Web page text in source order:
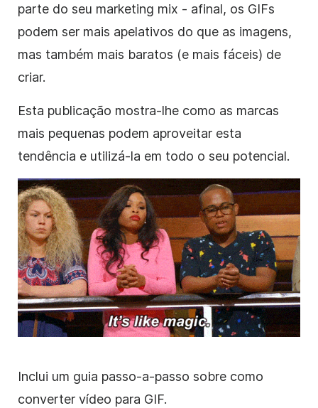
parte do seu marketing mix - afinal, os GIFs
podem ser mais apelativos do que as imagens,
mas também mais baratos (e mais fáceis) de
criar.
Esta publicação mostra-lhe como as marcas
mais pequenas podem aproveitar esta
tendência e utilizá-la em todo o seu potencial.
Inclui um guia passo-a-passo sobre como
converter vídeo para GIF.